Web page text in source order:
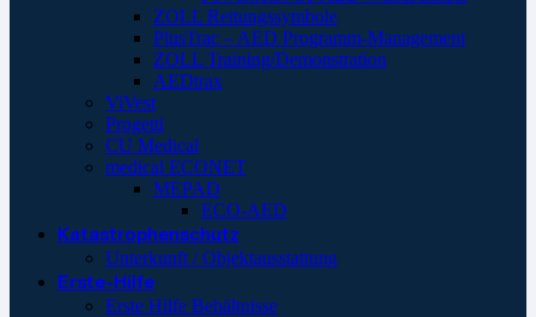
ZOLL Rettungssymbole
PlusTrac – AED Programm-Management
ZOLL Training/Demonstration
AEDtrax
ViVest
Progetti
CU Medical
medical ECONET
MEPAD
ECO-AED
Katastrophenschutz
Unterkunft / Objektausstattung
Erste-Hilfe
Erste Hilfe Behältnisse